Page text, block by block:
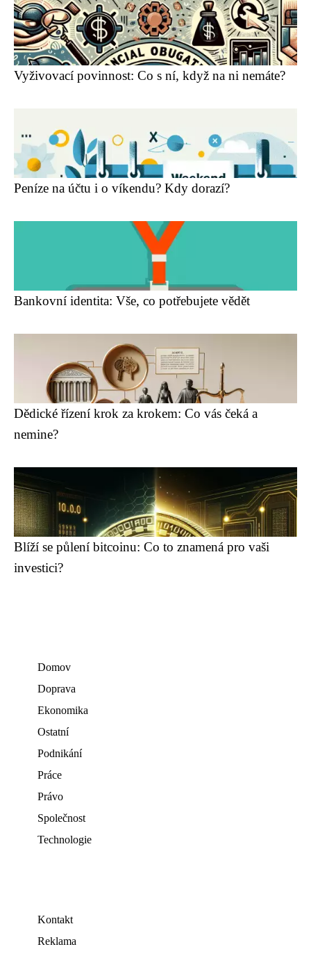
Vyživovací povinnost: Co s ní, když na ni nemáte?
Peníze na účtu i o víkendu? Kdy dorazí?
Bankovní identita: Vše, co potřebujete vědět
Dědické řízení krok za krokem: Co vás čeká a
nemine?
Blíží se půlení bitcoinu: Co to znamená pro vaši
investici?
Domov
Doprava
Ekonomika
Ostatní
Podnikání
Práce
Právo
Společnost
Technologie
Kontakt
Reklama